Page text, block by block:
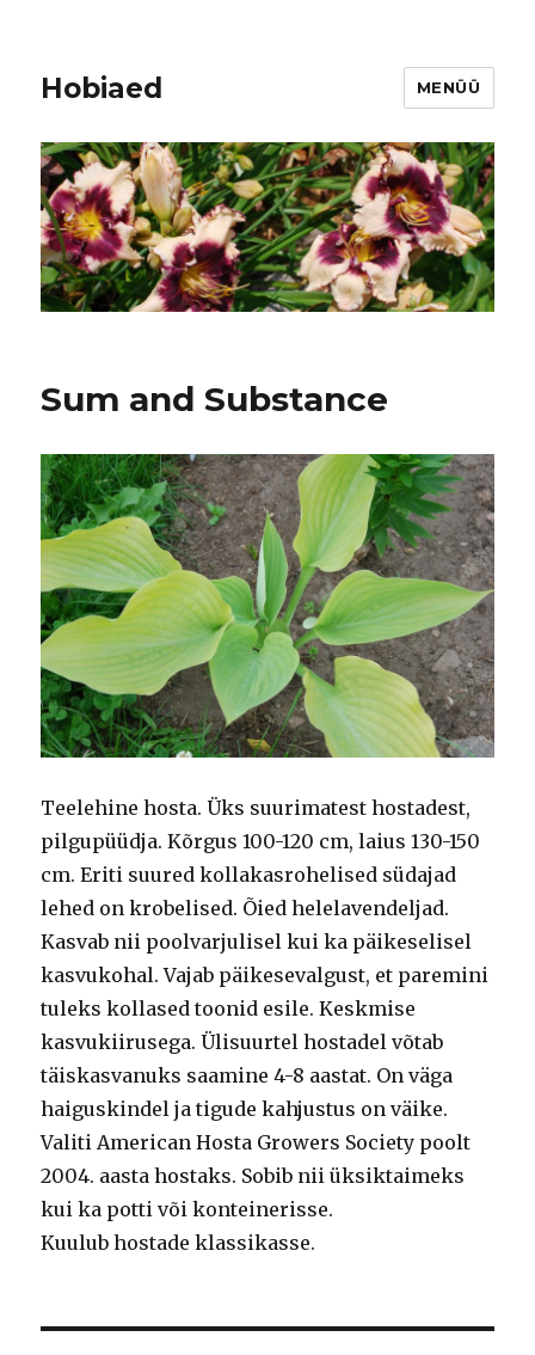
Hobiaed MENÜÜ
Sum and Substance
Teelehine hosta. Üks suurimatest hostadest,
pilgupüüdja. Kõrgus 100-120 cm, laius 130-150
cm. Eriti suured kollakasrohelised südajad
lehed on krobelised. Õied helelavendeljad.
Kasvab nii poolvarjulisel kui ka päikeselisel
kasvukohal. Vajab päikesevalgust, et paremini
tuleks kollased toonid esile.Keskmise
kasvukiirusega. Ülisuurtel hostadel võtab
täiskasvanuks saamine 4-8 aastat. On väga
haiguskindel ja tigude kahjustus on väike.
Valiti American Hosta Growers Society poolt
2004. aasta hostaks. Sobib nii üksiktaimeks
kui ka potti või konteinerisse.
Kuulub hostade klassikasse.